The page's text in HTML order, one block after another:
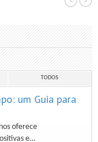
TODOS
um Guia para
oferece
e…